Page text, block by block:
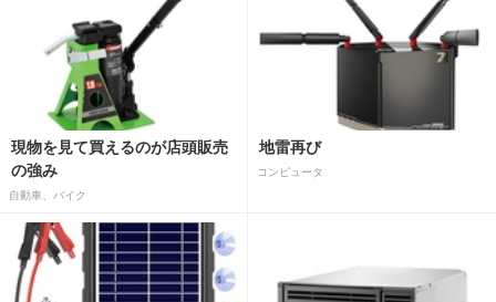
現物を見て買えるのが店頭販売
の強み
自動車、バイク
地雷再び
コンピュータ